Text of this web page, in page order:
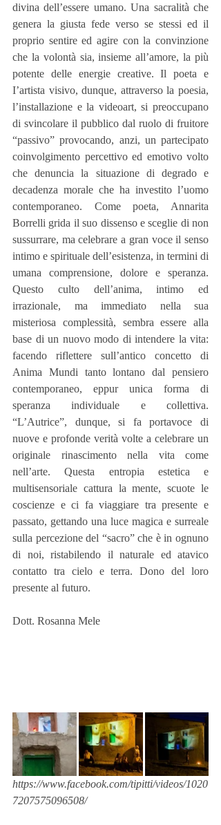
divina dell’essere umano. Una sacralità che
genera la giusta fede verso se stessi ed il
proprio sentire ed agire con la convinzione
che la volontà sia, insieme all’amore, la più
potente delle energie creative. Il poeta e
I’artista visivo, dunque, attraverso la poesia,
l’installazione e la videoart, si preoccupano
di svincolare il pubblico dal ruolo di fruitore
“passivo” provocando, anzi, un partecipato
coinvolgimento percettivo ed emotivo volto
che denuncia la situazione di degrado e
decadenza morale che ha investito l’uomo
contemporaneo. Come poeta, Annarita
Borrelli grida il suo dissenso e sceglie di non
sussurrare, ma celebrare a gran voce il senso
intimo e spirituale dell’esistenza, in termini di
umana comprensione, dolore e speranza.
Questo culto dell’anima, intimo ed
irrazionale, ma immediato nella sua
misteriosa complessità, sembra essere alla
base di un nuovo modo di intendere la vita:
facendo riflettere sull’antico concetto di
Anima Mundi tanto lontano dal pensiero
contemporaneo, eppur unica forma di
speranza individuale e collettiva.
“L’Autrice”, dunque, si fa portavoce di
nuove e profonde verità volte a celebrare un
originale rinascimento nella vita come
nell’arte. Questa entropia estetica e
multisensoriale cattura la mente, scuote le
coscienze e ci fa viaggiare tra presente e
passato, gettando una luce magica e surreale
sulla percezione del “sacro” che è in ognuno
di noi, ristabilendo il naturale ed atavico
contatto tra cielo e terra. Dono del loro
presente al futuro.
Dott. Rosanna Mele
https://www.facebook.com/tipitti/videos/1020
7207575096508/